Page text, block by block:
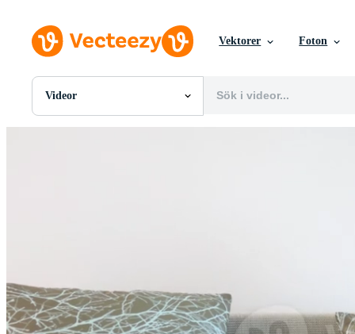
Vektorer Foton
Videor
Alla Bilder